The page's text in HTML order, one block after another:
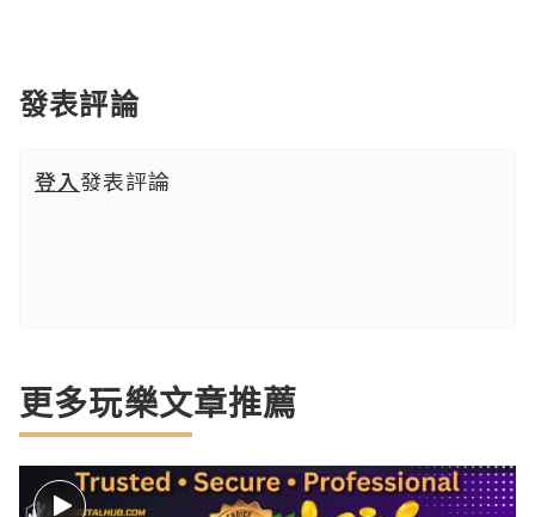
發表評論
登入發表評論
更多玩樂文章推薦